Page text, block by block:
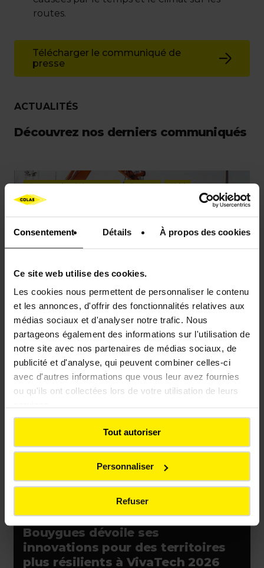
Consentement Détails À propos des cookies
Ce site web utilise des cookies.
Les cookies nous permettent de personnaliser le contenu
et les annonces, d'offrir des fonctionnalités relatives aux
médias sociaux et d'analyser notre trafic. Nous
partageons également des informations sur l'utilisation de
notre site avec nos partenaires de médias sociaux, de
publicité et d'analyse, qui peuvent combiner celles-ci
avec d'autres informations que vous leur avez fournies
ou qu'ils ont collectées lors de votre utilisation de leurs
Tout autoriser
Personnaliser
Refuser
routes.
Télécharger le communiqué de
presse
ACTUALITÉS
Découvrez nos derniers communiqués
Communiqué de presse Contrat Chili
COMMUNIQUÉS DE PRESSE
Colas remporte un nouveau
contrat ferroviaire au Chili
Bouygues dévoile ses
innovations pour des territoires
plus résilients à VivaTech 2026